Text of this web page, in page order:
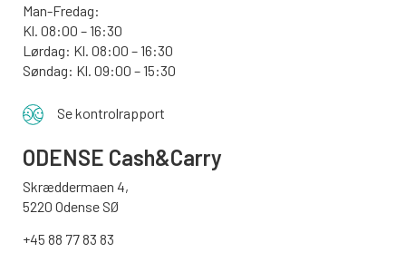
Man-Fredag:
Kl. 08:00 – 16:30
Lørdag: Kl. 08:00 – 16:30
Søndag: Kl. 09:00 – 15:30
Se kontrolrapport
ODENSE Cash&Carry
Skræddermaen 4,
5220 Odense SØ
+45 88 77 83 83